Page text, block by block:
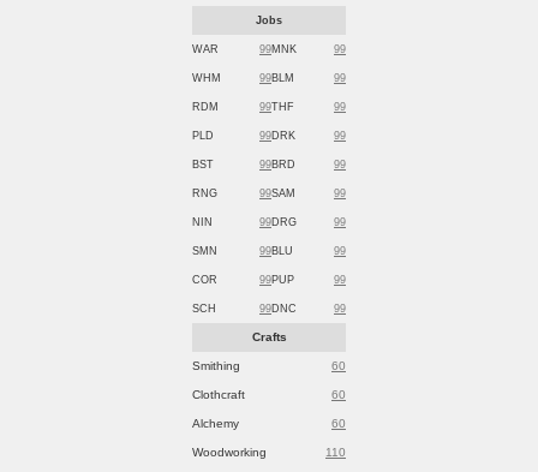
Jobs
WAR 99MNK 99
WHM 99BLM 99
RDM 99THF 99
PLD 99DRK 99
BST 99BRD 99
RNG 99SAM 99
NIN 99DRG 99
SMN 99BLU 99
COR 99PUP 99
SCH 99DNC 99
Crafts
Smithing 60
Clothcraft 60
Alchemy 60
Woodworking 110